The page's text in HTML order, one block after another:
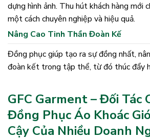
dựng hình ảnh. Thu hút khách hàng mới
một cách chuyên nghiệp và hiệu quả.
Nâng Cao Tinh Thần Đoàn Kế
Đồng phục giúp tạo ra sự đồng nhất,
đoàn kết trong tập thể, từ đó thúc đẩy
GFC Garment – Đối Tác
Đồng Phục Áo Khoác
Cậy Của Nhiều Doanh